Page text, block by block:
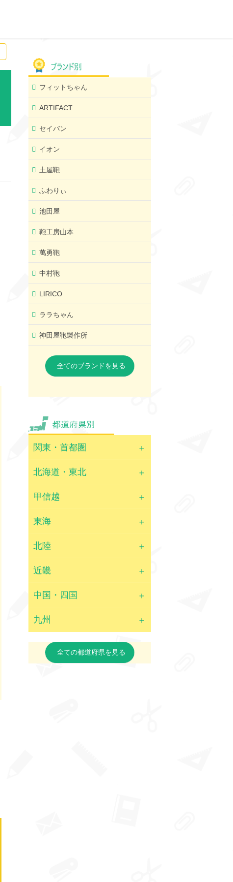
フィットちゃん
ARTIFACT
セイバン
イオン
土屋鞄
ふわりぃ
池田屋
鞄工房山本
萬勇鞄
中村鞄
LIRICO
ララちゃん
神田屋鞄製作所
全てのブランドを見る
関東・首都圏
北海道・東北
甲信越
東海
北陸
近畿
中国・四国
九州
全ての都道府県を見る